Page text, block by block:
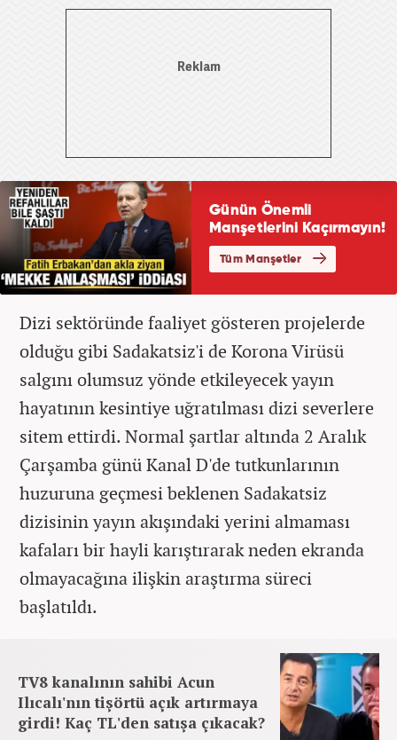
Dizi sektöründe faaliyet gösteren projelerde
olduğu gibi Sadakatsiz'i de Korona Virüsü
salgını olumsuz yönde etkileyecek yayın
hayatının kesintiye uğratılması dizi severlere
sitem ettirdi. Normal şartlar altında 2 Aralık
Çarşamba günü Kanal D'de tutkunlarının
huzuruna geçmesi beklenen Sadakatsiz
dizisinin yayın akışındaki yerini almaması
kafaları bir hayli karıştırarak neden ekranda
olmayacağına ilişkin araştırma süreci
başlatıldı.
TV8 kanalının sahibi Acun
Ilıcalı'nın tişörtü açık artırmaya
girdi! Kaç TL'den satışa çıkacak?